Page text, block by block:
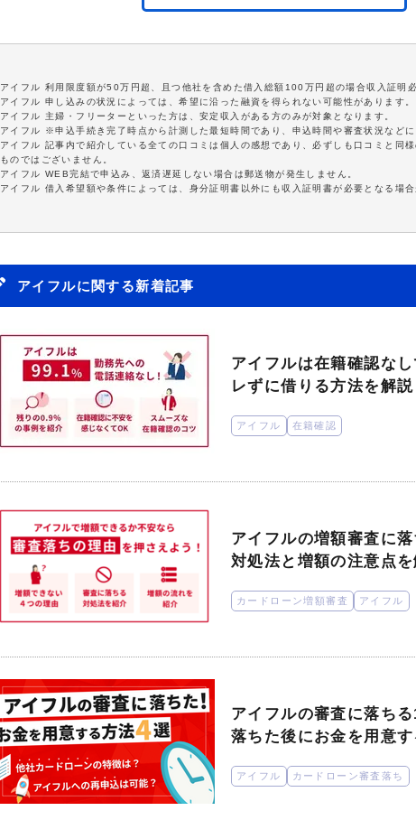
アイフル 利用限度額が50万円超、且つ他社を含めた借入総額100万円超の場合収入証明
アイフル 申し込みの状況によっては、希望に沿った融資を得られない可能性があります。
アイフル 主婦・フリーターといった方は、安定収入がある方のみが対象となります。
アイフル ※申込手続き完了時点から計測した最短時間であり、申込時間や審査状況などに
アイフル 記事内で紹介している全ての口コミは個人の感想であり、必ずしも口コミと同
ものではございません。
アイフル WEB完結で申込み、返済遅延しない場合は郵送物が発生しません。
アイフル 借入希望額や条件によっては、身分証明書以外にも収入証明書が必要となる場合
アイフルに関する新着記事
アイフルは在籍確認な
レずに借りる方法を解説
アイフル 在籍確認
アイフルの増額審査に落
対処法と増額の注意点
カードローン増額審査 アイフル
アイフルの審査に落ち
落ちた後にお金を用意
アイフル カードローン審査落ち